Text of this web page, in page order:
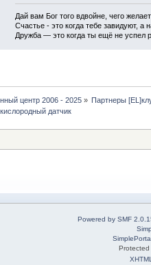
Дай вам Бог того вдвойне, чего
Счастье - это когда тебе завидуют, а
Дружба — это когда ты ещё не успел
центр 2006 - 2025» Партнеры
датчик
Powered by SMF